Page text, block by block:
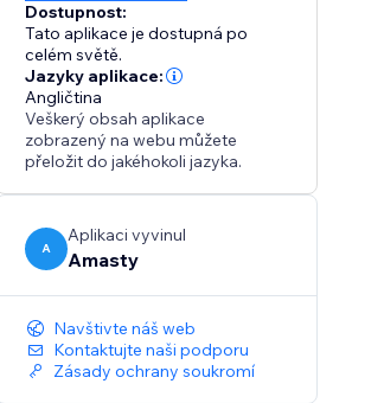
Dostupnost:
Tato aplikace je dostupná po
celém světě.
Jazyky aplikace:
Angličtina
Veškerý obsah aplikace
zobrazený na webu můžete
přeložit do jakéhokoli jazyka.
A
Aplikaci vyvinul
Amasty
Navštivte náš web
Kontaktujte naši podporu
Zásady ochrany soukromí